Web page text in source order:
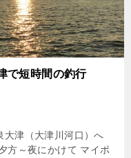
で短時間の釣行
大津（大津川河口）へ
方～夜にかけて マイポ